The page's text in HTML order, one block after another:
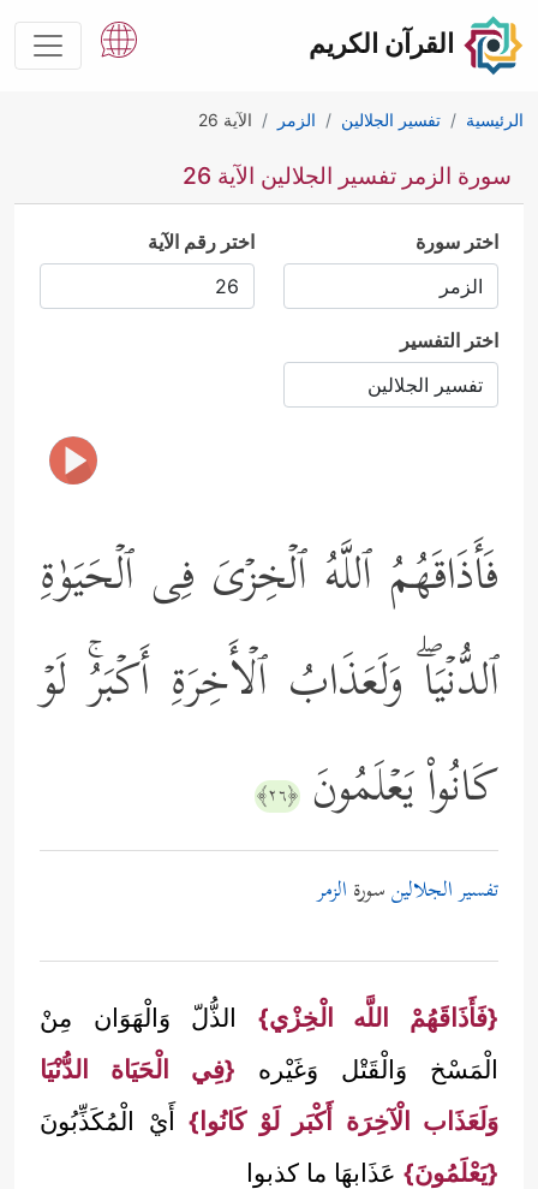
القرآن الكريم
الرئيسية تفسير الجلالين الزمر الآية 26
سورة الزمر تفسير الجلالين الآية 26
اختر سورة اختر رقم الآية
اختر التفسير
فَأَذَاقَهُمُ ٱللَّهُ ٱلۡخِزۡیَ فِی ٱلۡحَیَوٰةِ
ٱلدُّنۡیَاۖ وَلَعَذَابُ ٱلۡأَخِرَةِ أَكۡبَرُۚ لَوۡ
كَانُواْ یَعۡلَمُونَ ﴿٢٦﴾
تفسير الجلالينسورة الزمر
{فَأَذَاقَهُمْ اللَّه الْخِزْي} الذُّلّ وَالْهَوَان مِنْ
الْمَسْخ وَالْقَتْل وَغَيْره {فِي الْحَيَاة الدُّنْيَا
وَلَعَذَاب الْآخِرَة أَكْبَر لَوْ كَانُوا} أَيْ الْمُكَذِّبُونَ
{يَعْلَمُونَ} عَذَابهَا ما كذبوا